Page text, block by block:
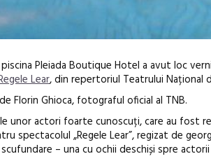
Pleiada Boutique Hotel a avut loc
Lear, din repertoriul Teatrului Național
Florin Ghioca, fotograful oficial al TNB.
unor actori foarte cunoscuți, care au fost
spectacolul „Regele Lear”, regizat de
– una cu ochii deschiși spre actorii